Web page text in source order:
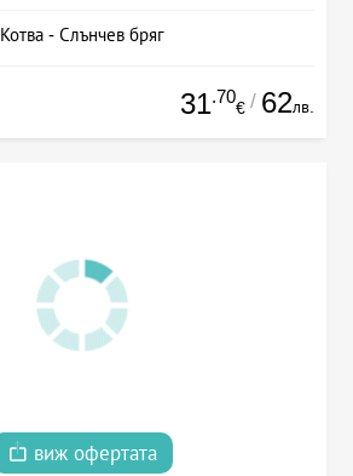
Котва - Слънчев бряг
31.70
€ / 62лв.
виж офертата